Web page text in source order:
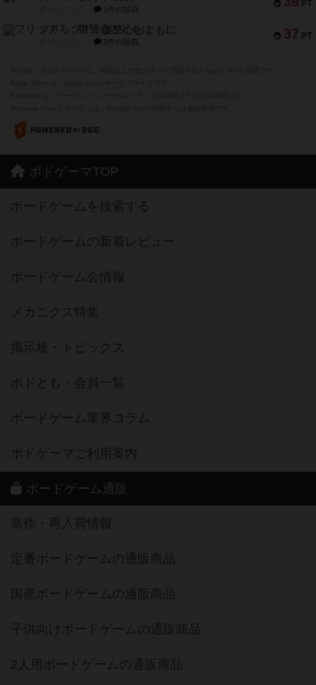
PT
1件の投稿
37 PT
フリップ７：復讐心とともに
2件の投稿
ボドゲーマTOP
ボードゲームを検索する
ボードゲームの新着レビュー
ボードゲーム会情報
メカニクス特集
掲示板・トピックス
ボドとも・会員一覧
ボードゲーム業界コラム
ボドゲーマご利用案内
ボードゲーム通販
新作・再入荷情報
定番ボードゲームの通販商品
国産ボードゲームの通販商品
子供向けボードゲームの通販商品
2人用ボードゲームの通販商品